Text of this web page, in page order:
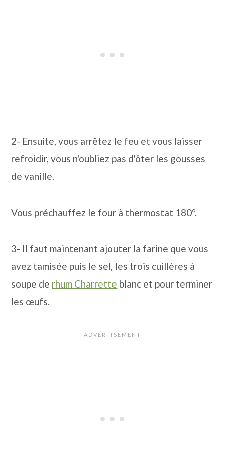
2- Ensuite, vous arrêtez le feu et vous laisser
refroidir, vous n'oubliez pas d'ôter les gousses
de vanille.
Vous préchauffez le four à thermostat 180°.
3- Il faut maintenant ajouter la farine que vous
avez tamisée puis le sel, les trois cuillères à
soupe de rhum Charrette blanc et pour terminer
les œufs.